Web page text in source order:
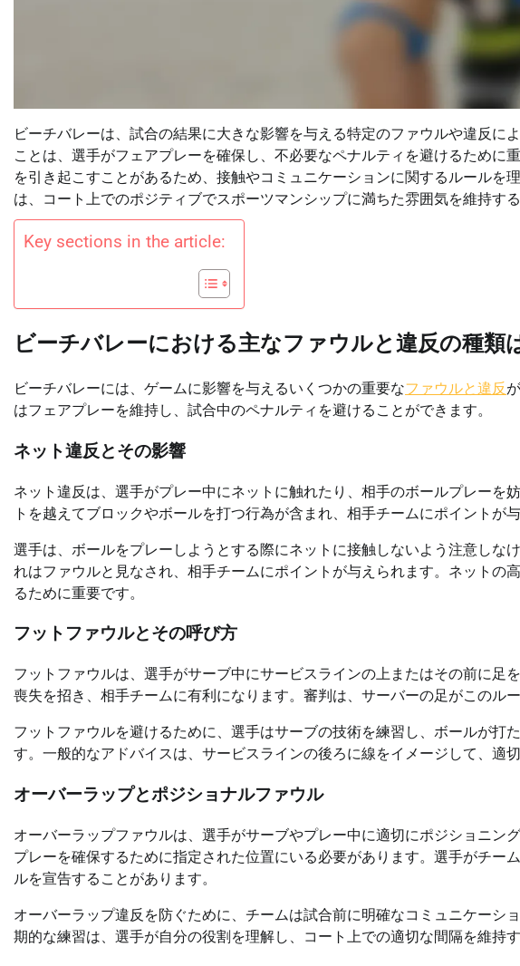
ビーチバレーは、試合の結果に大きな影響を与える特定のファウルや違反に
ことは、選手がフェアプレーを確保し、不必要なペナルティを避けるために
を引き起こすことがあるため、接触やコミュニケーションに関するルールを
は、コート上でのポジティブでスポーツマンシップに満ちた雰囲気を維持する
Key sections in the article:
ビーチバレーにおける主なファウルと違反の種類
ビーチバレーには、ゲームに影響を与えるいくつかの重要なファウルと違反
はフェアプレーを維持し、試合中のペナルティを避けることができます。
ネット違反とその影響
ネット違反は、選手がプレー中にネットに触れたり、相手のボールプレーを
トを越えてブロックやボールを打つ行為が含まれ、相手チームにポイントが
選手は、ボールをプレーしようとする際にネットに接触しないよう注意しな
れはファウルと見なされ、相手チームにポイントが与えられます。ネットの
るために重要です。
フットファウルとその呼び方
フットファウルは、選手がサーブ中にサービスラインの上またはその前に足
喪失を招き、相手チームに有利になります。審判は、サーバーの足がこのル
フットファウルを避けるために、選手はサーブの技術を練習し、ボールが打
す。一般的なアドバイスは、サービスラインの後ろに線をイメージして、適
オーバーラップとポジショナルファウル
オーバーラップファウルは、選手がサーブやプレー中に適切にポジショニン
プレーを確保するために指定された位置にいる必要があります。選手がチー
ルを宣告することがあります。
オーバーラップ違反を防ぐために、チームは試合前に明確なコミュニケーシ
期的な練習は、選手が自分の役割を理解し、コート上での適切な間隔を維持す